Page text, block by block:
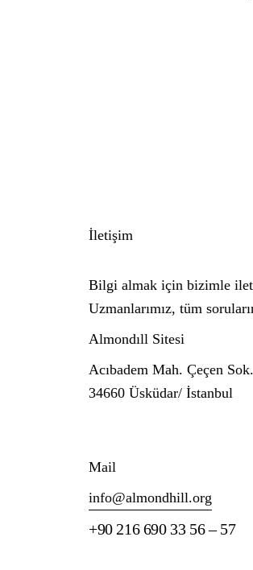
İletişim
Bilgi almak için bizimle
Uzmanlarımız, tüm
Almondıll Sitesi
Acıbadem Mah. Çeçen
34660 Üsküdar/ İstanbul
Mail
info@almondhill.org
+90 216 690 33 56 – 57